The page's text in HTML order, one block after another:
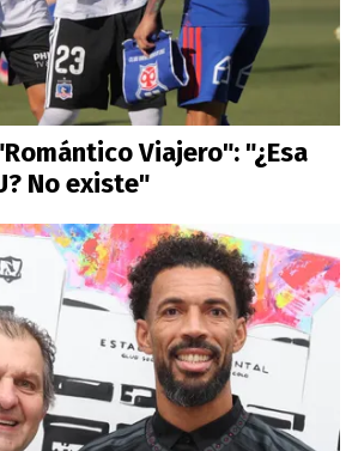
Viajero": "¿Esa
No existe"